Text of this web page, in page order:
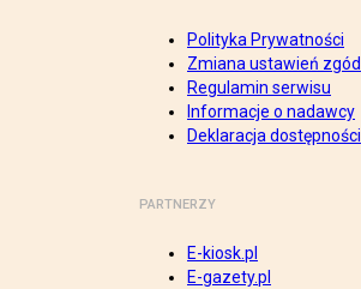
Polityka Prywatności
Zmiana ustawień zgód
Regulamin serwisu
Informacje o nadawcy
Deklaracja dostępności
PARTNERZY
E-kiosk.pl
E-gazety.pl